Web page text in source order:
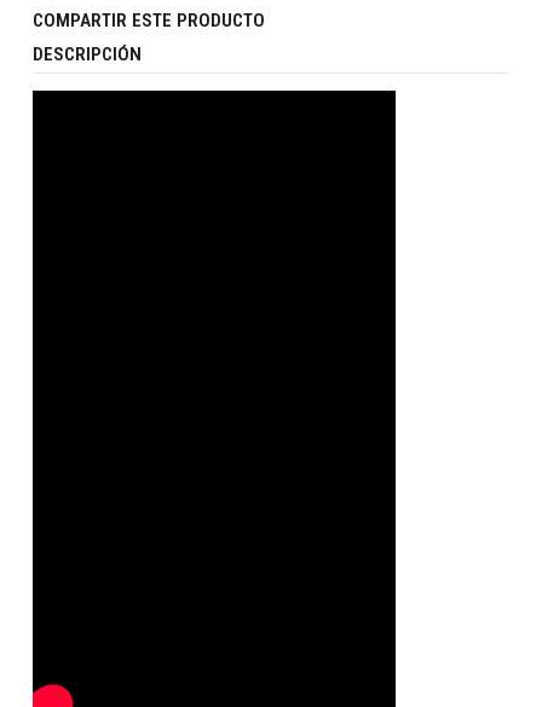
COMPARTIR ESTE PRODUCTO
DESCRIPCIÓN